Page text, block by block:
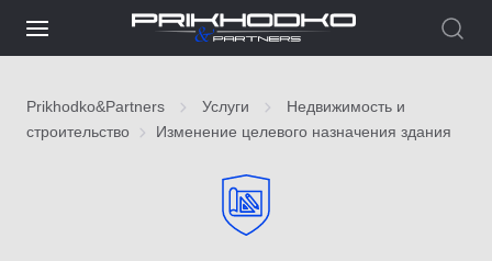
Prikhodko&Partners Услуги
Недвижимость и
строительство
Изменение целевого назначения здания